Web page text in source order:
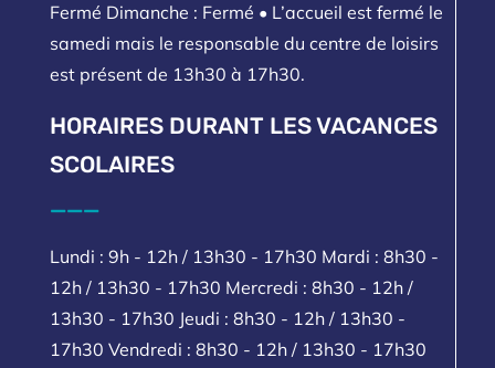
Fermé Dimanche : Fermé • L’accueil est fermé le
samedi mais le responsable du centre de loisirs
est présent de 13h30 à 17h30.
HORAIRES DURANT LES VACANCES
SCOLAIRES
___
Lundi : 9h - 12h / 13h30 - 17h30 Mardi : 8h30 -
12h / 13h30 - 17h30 Mercredi : 8h30 - 12h /
13h30 - 17h30 Jeudi : 8h30 - 12h / 13h30 -
17h30 Vendredi : 8h30 - 12h / 13h30 - 17h30